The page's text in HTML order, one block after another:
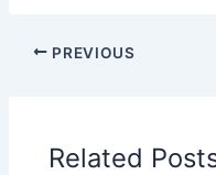
PREVIOUS
Related